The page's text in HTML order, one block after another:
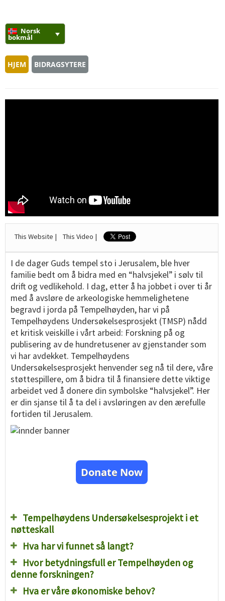
Norsk
bokmål
HJEM BIDRAGSYTERE
This Website | This Video |
I de dager Guds tempel sto i Jerusalem, ble hver
familie bedt om å bidra med en “halvsjekel” i sølv til
drift og vedlikehold. I dag, etter å ha jobbet i over ti år
med å avsløre de arkeologiske hemmelighetene
begravd i jorda på Tempelhøyden, har vi på
Tempelhøydens Undersøkelsesprosjekt (TMSP) nådd
et kritisk veiskille i vårt arbeid: Forskning på og
publisering av de hundretusener av gjenstander som
vi har avdekket. Tempelhøydens
Undersøkelsesprosjekt henvender seg nå til dere, våre
støttespillere, om å bidra til å finansiere dette viktige
arbeidet ved å donere din symbolske “halvsjekel”. Her
er din sjanse til å ta del i avsløringen av den ærefulle
fortiden til Jerusalem.
Donate Now
Tempelhøydens Undersøkelsesprojekt i et
nøtteskall
Hva har vi funnet så langt?
Hvor betydningsfull er Tempelhøyden og
denne forskningen?
Hva er våre økonomiske behov?